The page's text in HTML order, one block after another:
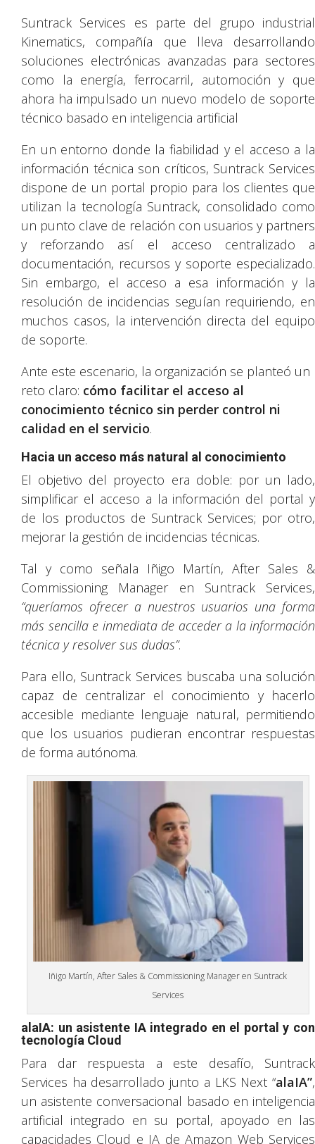
Suntrack Services es parte del grupo industrial
Kinematics, compañía que lleva desarrollando
soluciones electrónicas avanzadas para sectores
como la energía, ferrocarril, automoción y que
ahora ha impulsado un nuevo modelo de soporte
técnico basado en inteligencia artificial
En un entorno donde la fiabilidad y el acceso a la
información técnica son críticos, Suntrack Services
dispone de un portal propio para los clientes que
utilizan la tecnología Suntrack, consolidado como
un punto clave de relación con usuarios y partners
y reforzando así el acceso centralizado a
documentación, recursos y soporte especializado.
Sin embargo, el acceso a esa información y la
resolución de incidencias seguían requiriendo, en
muchos casos, la intervención directa del equipo
de soporte.
Ante este escenario, la organización se planteó un
reto claro: cómo facilitar el acceso al
conocimiento técnico sin perder control ni
calidad en el servicio.
Hacia un acceso más natural al conocimiento
El objetivo del proyecto era doble: por un lado,
simplificar el acceso a la información del portal y
de los productos de Suntrack Services; por otro,
mejorar la gestión de incidencias técnicas.
Tal y como señala Iñigo Martín, After Sales &
Commissioning Manager en Suntrack Services,
“queríamos ofrecer a nuestros usuarios una forma
más sencilla e inmediata de acceder a la información
técnica y resolver sus dudas”.
Para ello, Suntrack Services buscaba una solución
capaz de centralizar el conocimiento y hacerlo
accesible mediante lenguaje natural, permitiendo
que los usuarios pudieran encontrar respuestas
de forma autónoma.
Iñigo Martín, After Sales & Commissioning Manager en Suntrack
Services
alaIA: un asistente IA integrado en el portal y con
tecnología Cloud
Para dar respuesta a este desafío, Suntrack
Services ha desarrollado junto a LKS Next “alaIA”,
un asistente conversacional basado en inteligencia
artificial integrado en su portal, apoyado en las
capacidades Cloud e IA de Amazon Web Services